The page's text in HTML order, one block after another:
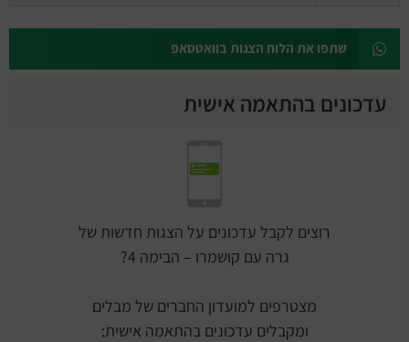
שתפו את הלוח הצגות בוואטסאפ
עדכונים בהתאמה אישית
רוצים לקבל עדכונים על הצגות חדשות של
גרה עם קושמרו – הבימה 4?
מצטרפים למועדון החברים של מבלים
ומקבלים עדכונים בהתאמה אישית: